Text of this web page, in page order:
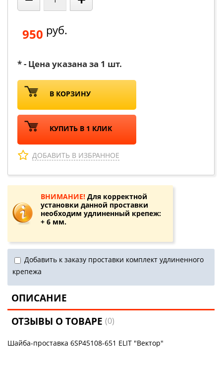
950 руб.
* - Цена указана за 1 шт.
В КОРЗИНУ
КУПИТЬ В 1 КЛИК
ДОБАВИТЬ В ИЗБРАННОЕ
ВНИМАНИЕ! Для корректной
установки данной проставки
необходим удлиненный крепеж:
+ 6 мм.
Добавить к заказу проставки комплект удлиненного
крепежа
ОПИСАНИЕ
ОТЗЫВЫ О ТОВАРЕ(0)
Шайба-проставка 6SP45108-651 ELIT "Вектор"